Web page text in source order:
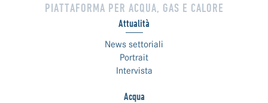
PIATTAFORMA PER ACQUA, GAS E CALORE
Attualità
News settoriali
Portrait
Intervista
Acqua